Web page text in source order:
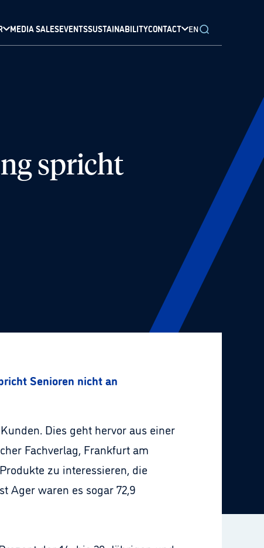
MEDIA SALESEVENTSSUSTAINABILITYCONTACT EN
spricht
Senioren nicht an
Dies geht hervor aus einer
Fachverlag, Frankfurt am
zu interessieren, die
Ager waren es sogar 72,9